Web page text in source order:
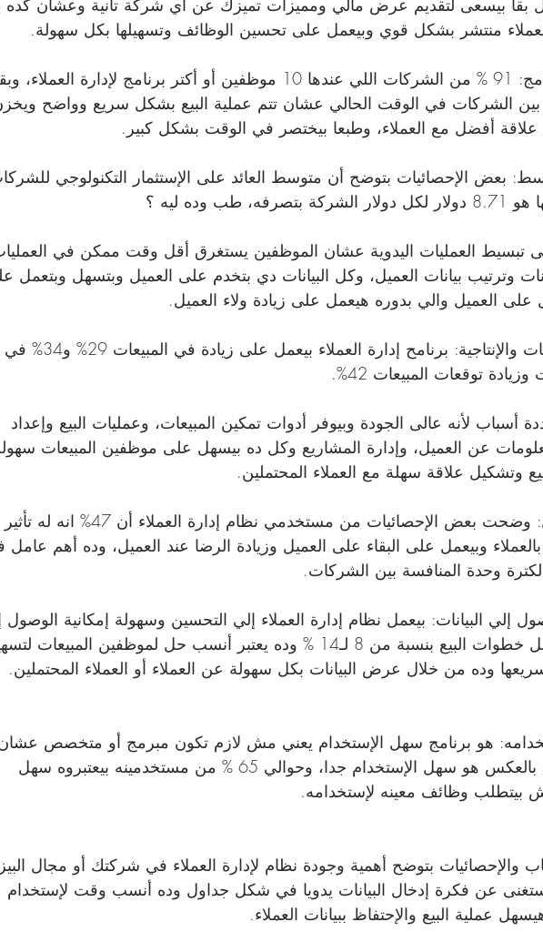
منتشر بشكل قوي وبيعمل على تحسين الوظائف وتسهيلها بكل سهولة.
* أهمية البرنامج: 91 % من الشركات اللي عندها 10 موظفين أو أكتر برنامج لإدارة العملاء،
الشركات في الوقت الحالي عشان تتم عملية البيع بشكل سريع وواضح
علاقة أفضل مع العملاء، وطبعا بيختصر في الوقت بشكل كبير.
بعض الإحصائيات بتوضح أن متوسط العائد على الإستثمار التكنولوجي
طب وده ليه ؟
تبسيط العمليات اليدوية عشان الموظفين يستغرق أقل وقت ممكن في
وترتيب بيانات العميل، وكل البيانات دي بتخدم على العميل وبتسهل وبتعمل
العميل والي بدوره هيعمل على زيادة ولاء العميل.
* زيادة المبيعات والإنتاجية: برنامح إدارة العملاء بيعمل على زيادة في المبيعات 29% و34% في
وزيادة توقعات المبيعات 42%.
أسباب لأنه عالى الجودة وبيوفر أدوات تمكين المبيعات، وعمليات البيع وإعداد
عن العميل، وإدارة المشاريع وكل ده بيسهل على موظفين المبيعات
وتشكيل علاقة سهلة مع العملاء المحتملين.
* رضا العميل: وضحت بعض الإحصائيات من مستخدمي نظام إدارة العملاء أن
وبيعمل على البقاء على العميل وزيادة الرضا عند العميل، وده أهم عامل
وحدة المنافسة بين الشركات.
إلي البيانات: بيعمل نظام إدارة العملاء إلي التحسين وسهولة إمكانية الوصول
البيانات وده قلل خطوات البيع بنسبة من 8 لـ14 % وده يعتبر أنسب حل لموظفين المبيعات
وده من خلال عرض البيانات بكل سهولة عن العملاء أو العملاء المحتملين.
هو برنامج سهل الإستخدام يعني مش لازم تكون مبرمج أو متخصص
تقدر تستخدمه بالعكس هو سهل الإستخدام جدا، وحوالي 65 % من مستخدمينه بيعتبروه سهل
بيتطلب وظائف معينه لإستخدامه.
والإحصائيات بتوضح أهمية وجودة نظام لإدارة العملاء في شركتك أو مجال
عن فكرة إدخال البيانات يدويا في شكل جداول وده أنسب وقت لإستخدام
عملية البيع والإحتفاظ ببيانات العملاء.